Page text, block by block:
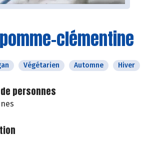
clémentine
Végétarien Automne Hiver
personnes